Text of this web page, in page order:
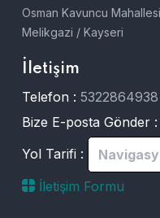
Osman Kavuncu
Melikgazi / Kayseri
İletişim
Telefon : 5322864938
Bize E-posta Gönder :
Yol Tarifi :
İletişim Formu